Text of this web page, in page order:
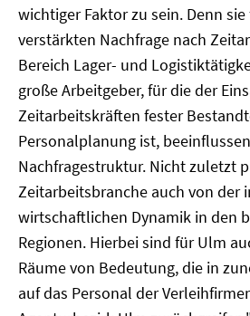
wichtiger Faktor zu sein. Denn
verstärkten Nachfrage nach
Bereich Lager- und
große Arbeitgeber, für die der
Zeitarbeitskräften fester
Personalplanung ist,
Nachfragestruktur. Nicht zuletzt
Zeitarbeitsbranche auch von der
wirtschaftlichen Dynamik in den
Regionen. Hierbei sind für Ulm
Räume von Bedeutung, die in
auf das Personal der